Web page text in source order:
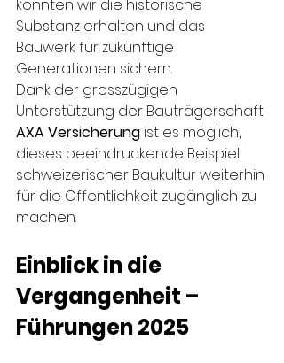
konnten wir die historische
Substanz erhalten und das
Bauwerk für zukünftige
Generationen sichern.
Dank der grosszügigen
Unterstützung der Bauträgerschaft
AXA Versicherung ist es möglich,
dieses beeindruckende Beispiel
schweizerischer Baukultur weiterhin
für die Öffentlichkeit zugänglich zu
machen.
Einblick in die
Vergangenheit –
Führungen 2025